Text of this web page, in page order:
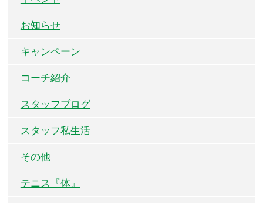
お知らせ
キャンペーン
コーチ紹介
スタッフブログ
スタッフ私生活
その他
テニス『体』